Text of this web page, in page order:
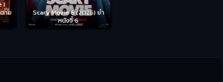
Movie 6 (2026) ยำ
หนังจี้ 6
Disclosure Day (2026) วัน